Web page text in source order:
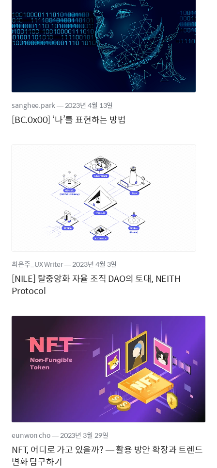
[BC.0x00] ‘나’를 표현하는 방법
sanghee.park―2023년4월 13일
[NILE] 탈중앙화 자율 조직 DAO의 토대, NEITH
Protocol
최은주_UX Writer―2023년 4월 3일
NFT, 어디로 가고 있을까? — 활용 방안 확장과 트렌드
변화 탐구하기
eunwon cho―2023년 3월 29일